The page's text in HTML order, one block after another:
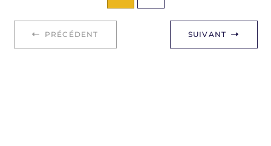
PRÉCÉDENT SUIVANT